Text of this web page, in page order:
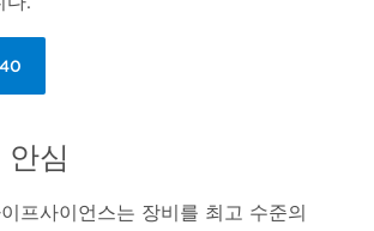
심
프사이언스는 장비를 최고 수준의